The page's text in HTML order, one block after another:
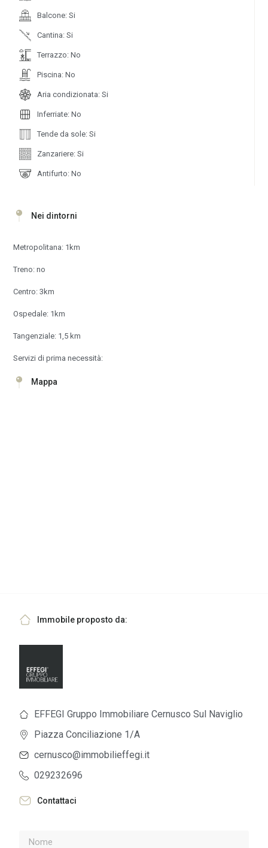
Balcone: Si
Cantina: Si
Terrazzo: No
Piscina: No
Aria condizionata: Si
Inferriate: No
Tende da sole: Si
Zanzariere: Si
Antifurto: No
Nei dintorni
Metropolitana: 1km
Treno: no
Centro: 3km
Ospedale: 1km
Tangenziale: 1,5 km
Servizi di prima necessità:
Mappa
Immobile proposto da:
EFFEGI Gruppo Immobiliare Cernusco Sul Naviglio
Piazza Conciliazione 1/A
cernusco@immobilieffegi.it
029232696
Contattaci